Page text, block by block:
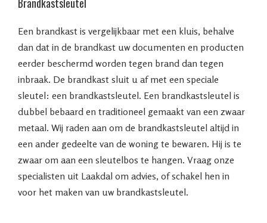
Een brandkast is vergelijkbaar met een kluis, behalve
dan dat in de brandkast uw documenten en producten
eerder beschermd worden tegen brand dan tegen
inbraak. De brandkast sluit u af met een speciale
sleutel: een brandkastsleutel. Een brandkastsleutel is
dubbel bebaard en traditioneel gemaakt van een zwaar
metaal. Wij raden aan om de brandkastsleutel altijd in
een ander gedeelte van de woning te bewaren. Hij is te
zwaar om aan een sleutelbos te hangen. Vraag onze
specialisten uit Laakdal om advies, of schakel hen in
voor het maken van uw brandkastsleutel.